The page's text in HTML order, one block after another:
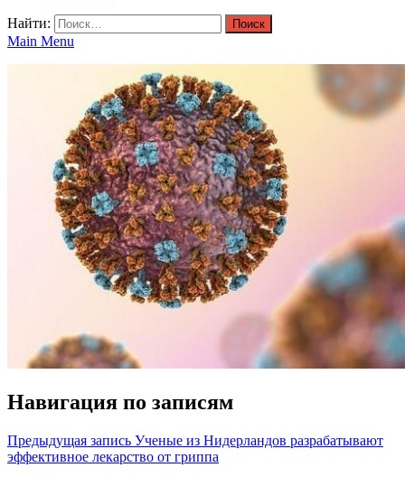
Найти:
Main Menu
Навигация по записям
Предыдущая запись Ученые из Нидерландов разрабатывают
эффективное лекарство от гриппа